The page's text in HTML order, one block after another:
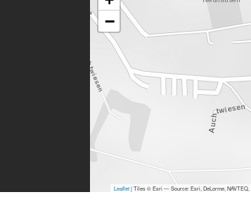
−
Leaflet| Tiles © Esri — Source: Esri, DeLorme, NAVTEQ,